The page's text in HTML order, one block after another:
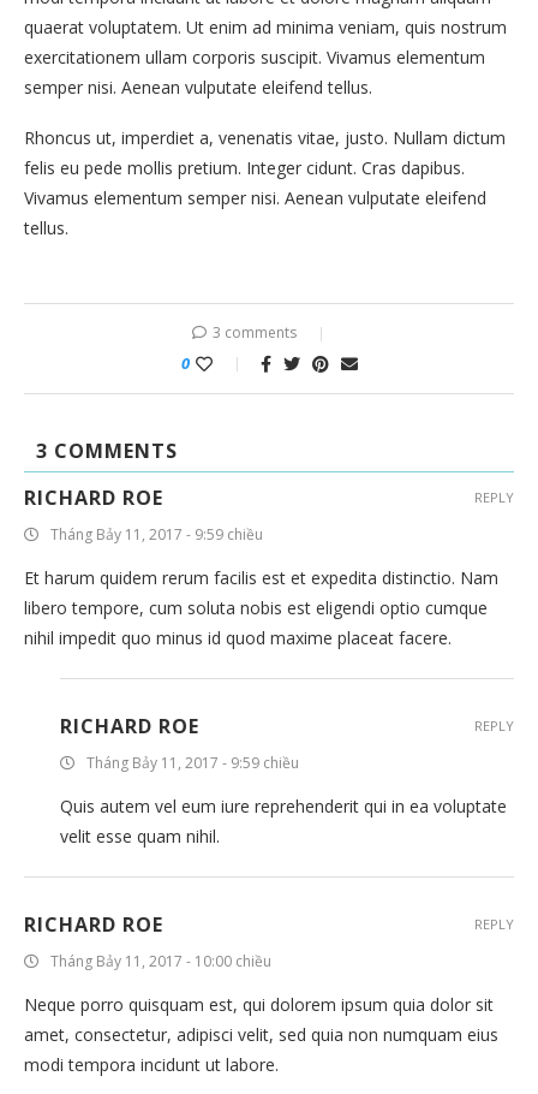
quaerat voluptatem. Ut enim ad minima veniam, quis nostrum
exercitationem ullam corporis suscipit. Vivamus elementum
semper nisi. Aenean vulputate eleifend tellus.
Rhoncus ut, imperdiet a, venenatis vitae, justo. Nullam dictum
felis eu pede mollis pretium. Integer cidunt. Cras dapibus.
Vivamus elementum semper nisi. Aenean vulputate eleifend
tellus.
3 comments
0
3 COMMENTS
RICHARD ROE
Tháng Bảy 11, 2017 - 9:59 chiều
Et harum quidem rerum facilis est et expedita distinctio. Nam
libero tempore, cum soluta nobis est eligendi optio cumque
nihil impedit quo minus id quod maxime placeat facere.
REPLY
RICHARD ROE
Tháng Bảy 11, 2017 - 9:59 chiều
Quis autem vel eum iure reprehenderit qui in ea voluptate
velit esse quam nihil.
REPLY
RICHARD ROE
Tháng Bảy 11, 2017 - 10:00 chiều
Neque porro quisquam est, qui dolorem ipsum quia dolor sit
amet, consectetur, adipisci velit, sed quia non numquam eius
modi tempora incidunt ut labore.
REPLY